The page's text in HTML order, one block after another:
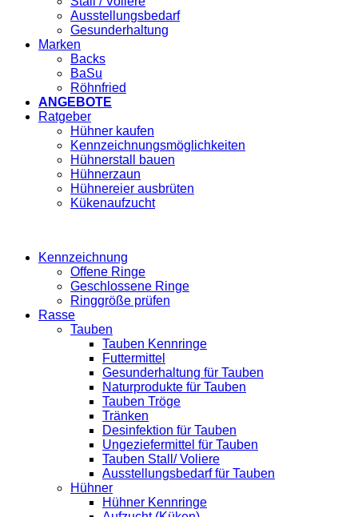
Ausstellungsbedarf
Gesunderhaltung
Marken
Backs
BaSu
Röhnfried
ANGEBOTE
Ratgeber
Hühner kaufen
Kennzeichnungsmöglichkeiten
Hühnerstall bauen
Hühnerzaun
Hühnereier ausbrüten
Kükenaufzucht
Kennzeichnung
Offene Ringe
Geschlossene Ringe
Ringgröße prüfen
Rasse
Tauben
Tauben Kennringe
Futtermittel
Gesunderhaltung für Tauben
Naturprodukte für Tauben
Tauben Tröge
Tränken
Desinfektion für Tauben
Ungeziefermittel für Tauben
Tauben Stall/ Voliere
Ausstellungsbedarf für Tauben
Hühner
Hühner Kennringe